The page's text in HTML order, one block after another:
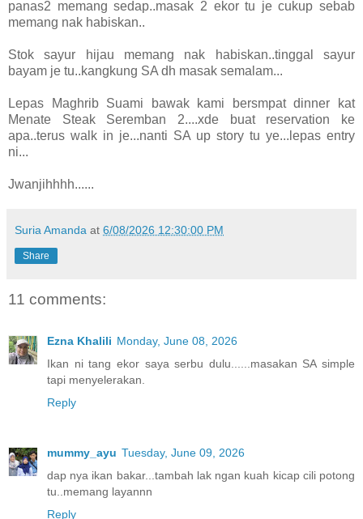
panas2 memang sedap..masak 2 ekor tu je cukup sebab
memang nak habiskan..
Stok sayur hijau memang nak habiskan..tinggal sayur
bayam je tu..kangkung SA dh masak semalam...
Lepas Maghrib Suami bawak kami bersmpat dinner kat
Menate Steak Seremban 2....xde buat reservation ke
apa..terus walk in je...nanti SA up story tu ye...lepas entry
ni...
Jwanjihhhh......
Suria Amanda at 6/08/2026 12:30:00 PM
Share
11 comments:
Ezna Khalili Monday, June 08, 2026
Ikan ni tang ekor saya serbu dulu......masakan SA simple
tapi menyelerakan.
Reply
mummy_ayu Tuesday, June 09, 2026
dap nya ikan bakar...tambah lak ngan kuah kicap cili potong
tu..memang layannn
Reply